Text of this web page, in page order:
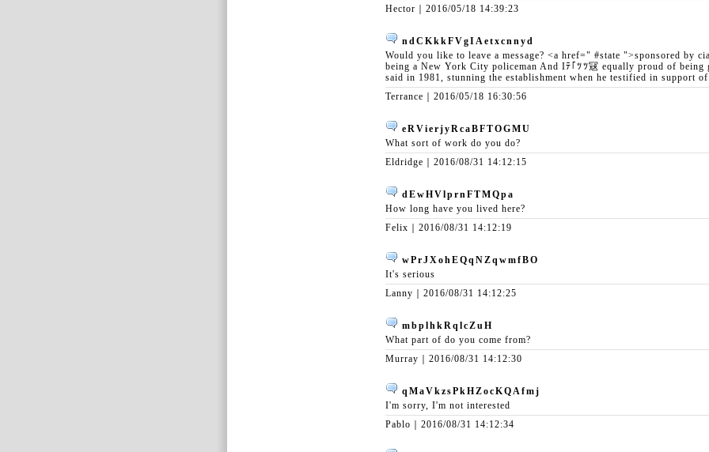
Hector｜ 2016/05/18 14:39:23
ndCKkkFVgIAetxcnnyd
Would you like to leave a message? <a href=" #state ">sponsored by
being a New York City policeman And Iﾃ｢ﾂﾂ冦 equally proud of being
said in 1981, stunning the establishment when he testified in support
Terrance｜ 2016/05/18 16:30:56
eRVierjyRcaBFTOGMU
What sort of work do you do?
Eldridge｜ 2016/08/31 14:12:15
dEwHVlprnFTMQpa
How long have you lived here?
Felix｜ 2016/08/31 14:12:19
wPrJXohEQqNZqwmfBO
It's serious
Lanny｜ 2016/08/31 14:12:25
mbplhkRqlcZuH
What part of do you come from?
Murray｜ 2016/08/31 14:12:30
qMaVkzsPkHZocKQAfmj
I'm sorry, I'm not interested
Pablo｜ 2016/08/31 14:12:34